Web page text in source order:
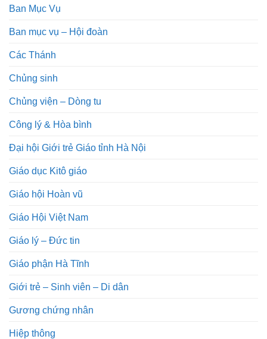
Ban Mục Vụ
Ban mục vụ – Hội đoàn
Các Thánh
Chủng sinh
Chủng viện – Dòng tu
Công lý & Hòa bình
Đại hội Giới trẻ Giáo tỉnh Hà Nội
Giáo dục Kitô giáo
Giáo hội Hoàn vũ
Giáo Hội Việt Nam
Giáo lý – Đức tin
Giáo phận Hà Tĩnh
Giới trẻ – Sinh viên – Di dân
Gương chứng nhân
Hiệp thông